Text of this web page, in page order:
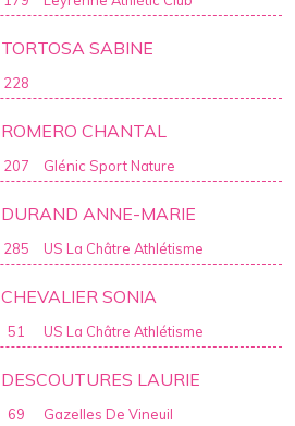
228
TORTOSA SABINE
207
ROMERO CHANTAL
Glénic Sport Nature
285
DURAND ANNE-MARIE
US La Châtre Athlétisme
51
CHEVALIER SONIA
US La Châtre Athlétisme
69
DESCOUTURES LAURIE
Gazelles De Vineuil